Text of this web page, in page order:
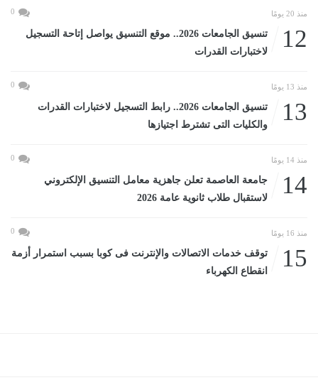
منذ 20 يومًا 0
12
تنسيق الجامعات 2026.. موقع التنسيق يواصل إتاحة التسجيل
لاختبارات القدرات
منذ 13 يومًا 0
13
تنسيق الجامعات 2026.. رابط التسجيل لاختبارات القدرات
والكليات التى تشترط اجتيازها
منذ 14 يومًا 0
14
جامعة العاصمة تعلن جاهزية معامل التنسيق الإلكتروني
لاستقبال طلاب ثانوية عامة 2026
منذ 16 يومًا 0
15
توقف خدمات الاتصالات والإنترنت فى كوبا بسبب استمرار أزمة
انقطاع الكهرباء